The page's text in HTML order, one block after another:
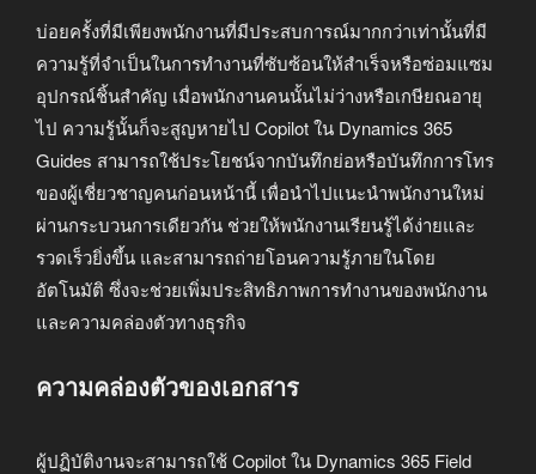
บ่อยครั้งที่มีเพียงพนักงานที่มีประสบการณ์มากกว่าเท่านั้นที่มี
ความรู้ที่จำเป็นในการทำงานที่ซับซ้อนให้สำเร็จหรือซ่อมแซม
อุปกรณ์ชิ้นสำคัญ เมื่อพนักงานคนนั้นไม่ว่างหรือเกษียณอายุ
ไป ความรู้นั้นก็จะสูญหายไป Copilot ใน Dynamics 365
Guides สามารถใช้ประโยชน์จากบันทึกย่อหรือบันทึกการโทร
ของผู้เชี่ยวชาญคนก่อนหน้านี้ เพื่อนำไปแนะนำพนักงานใหม่
ผ่านกระบวนการเดียวกัน ช่วยให้พนักงานเรียนรู้ได้ง่ายและ
รวดเร็วยิ่งขึ้น และสามารถถ่ายโอนความรู้ภายในโดย
อัตโนมัติ ซึ่งจะช่วยเพิ่มประสิทธิภาพการทำงานของพนักงาน
และความคล่องตัวทางธุรกิจ
ความคล่องตัวของเอกสาร
ผู้ปฏิบัติงานจะสามารถใช้ Copilot ใน Dynamics 365 Field